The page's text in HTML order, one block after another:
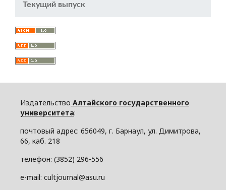
Текущий выпуск
Издательство Алтайского государственного
университета:
почтовый адрес: 656049, г. Барнаул, ул. Димитрова,
66, каб. 218
телефон: (3852) 296-556
e-mail: cultjournal@asu.ru